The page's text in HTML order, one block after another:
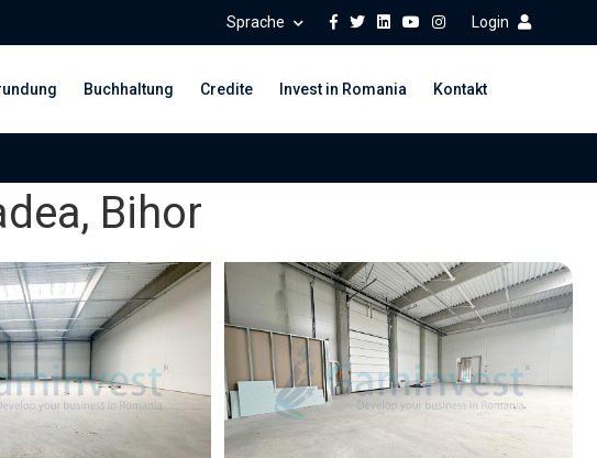
Sprache Login
Buchhaltung Credite Invest in Romania Kontakt
Bihor